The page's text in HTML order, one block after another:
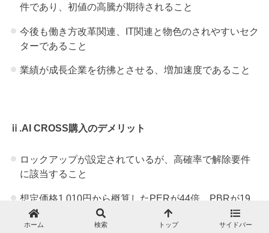
件であり、初値の高騰が期待されること
今後も働き方改革関連、IT関連と物色のされやすいセク
ターであること
業績が成長企業を彷彿とさせる、増加速度であること
ⅱ.AI CROSS購入のデメリット
ロックアップが設定されているが、高確率で解除要件
に該当すること
想定価格1,010円から概算したPERが44倍、PBRが19
倍と若干割高な設定であること
ホーム 検索 トップ サイドバー